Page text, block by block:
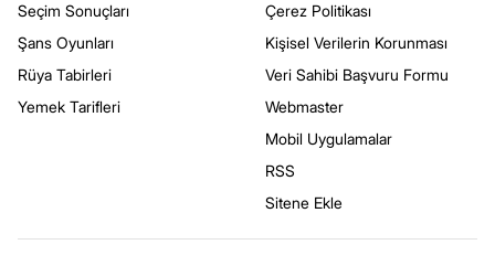
Seçim Sonuçları
Şans Oyunları
Rüya Tabirleri
Yemek Tarifleri
Çerez Politikası
Kişisel Verilerin Korunması
Veri Sahibi Başvuru Formu
Webmaster
Mobil Uygulamalar
RSS
Sitene Ekle